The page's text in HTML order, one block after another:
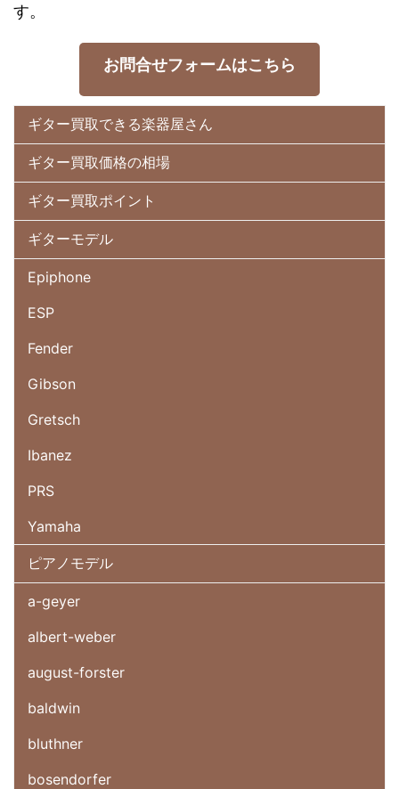
す。
お問合せフォームはこちら
ギター買取できる楽器屋さん
ギター買取価格の相場
ギター買取ポイント
ギターモデル
Epiphone
ESP
Fender
Gibson
Gretsch
Ibanez
PRS
Yamaha
ピアノモデル
a-geyer
albert-weber
august-forster
baldwin
bluthner
bosendorfer